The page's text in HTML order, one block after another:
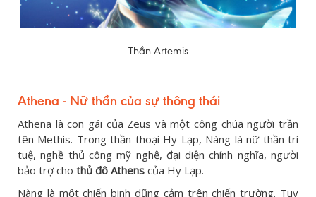
Thần Artemis
Athena - Nữ thần của sự thông thái
Athena là con gái của Zeus và một công chúa người trần
tên Methis. Trong thần thoại Hy Lạp, Nàng là nữ thần trí
tuệ, nghề thủ công mỹ nghệ, đại diện chính nghĩa, người
bảo trợ cho thủ đô Athens của Hy Lạp.
Nàng là một chiến binh dũng cảm trên chiến trường. Tuy